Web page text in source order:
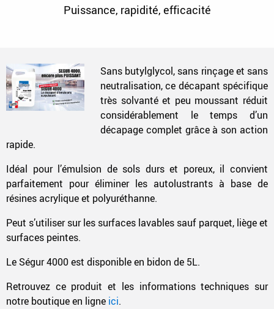
Puissance, rapidité, efficacité
Sans butylglycol, sans rinçage et sans
neutralisation, ce décapant spécifique
très solvanté et peu moussant réduit
considérablement le temps d’un
décapage complet grâce à son action
rapide.
Idéal pour l’émulsion de sols durs et poreux, il convient
parfaitement pour éliminer les autolustrants à base de
résines acrylique et polyuréthanne.
Peut s’utiliser sur les surfaces lavables sauf parquet, liège et
surfaces peintes.
Le Ségur 4000 est disponible en bidon de 5L.
Retrouvez ce produit et les informations techniques sur
notre boutique en ligne ici.